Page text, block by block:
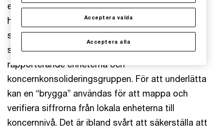
emot och hanterar mycket material vilket kräver
hög kvalitet samt standardiserad och
strukturerad information. En utmaning är att
säkerställa ägarskapet av siffrorna mellan de
rapporterande enheterna och
koncernkonsolideringsgruppen. För att underlätta
kan en “brygga” användas för att mappa och
verifiera siffrorna från lokala enheterna till
koncernnivå. Det är ibland svårt att säkerställa att
Acceptera alla
Acceptera valda